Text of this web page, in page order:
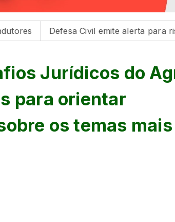
Civil emite alerta para risco de
Jurídicos do
para orientar
os temas mais